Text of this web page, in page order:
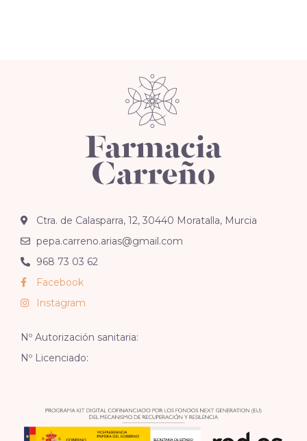
Ctra. de Calasparra, 12, 30440 Moratalla, Murcia
pepa.carreno.arias@gmail.com
968 73 03 62
Facebook
Instagram
Nº Autorización sanitaria:
Nº Licenciado: